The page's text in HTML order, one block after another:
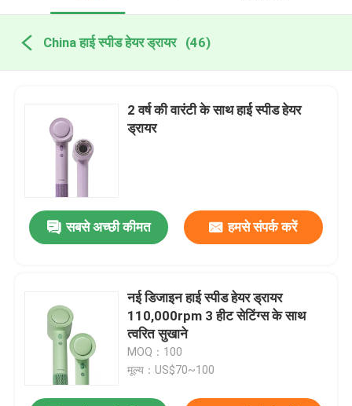
China हाई स्पीड हेयर ड्रायर (46)
2 वर्ष की वारंटी के साथ हाई स्पीड हेयर
ड्रायर
सबसे अच्छी कीमत हमसे संपर्क करें
नई डिजाइन हाई स्पीड हेयर ड्रायर
110,000rpm 3 हीट सेटिंग्स के साथ
त्वरित सुखाने
MOQ：100
मूल्य：US$70~100